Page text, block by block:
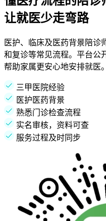
让就医少走弯路
医护、临床及医药背景陪诊
和复诊等常见流程。平台公
帮助家属更安心地安排就医。
三甲医院经验
医护医药背景
熟悉门诊检查流程
实名审核，资料可查
服务过程及时同步